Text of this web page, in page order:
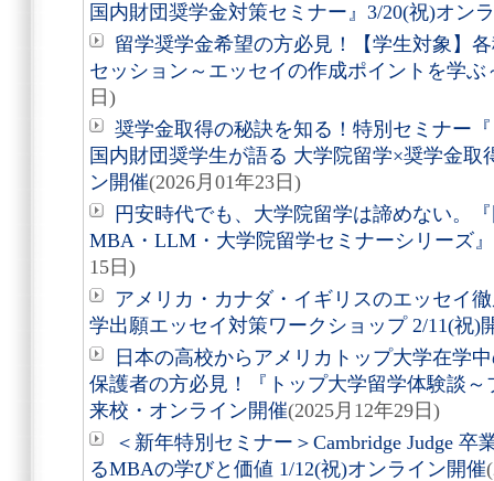
国内財団奨学金対策セミナー』3/20(祝)オン
留学奨学金希望の方必見！【学生対象】
セッション～エッセイの作成ポイントを学ぶ
日)
奨学金取得の秘訣を知る！特別セミナー
国内財団奨学生が語る 大学院留学×奨学金取
ン開催(2026月01年23日)
円安時代でも、大学院留学は諦めない。
MBA・LLM・大学院留学セミナーシリーズ
15日)
アメリカ・カナダ・イギリスのエッセイ
学出願エッセイ対策ワークショップ 2/11(祝)
日本の高校からアメリカトップ大学在学
保護者の方必見！『トップ大学留学体験談
来校・オンライン開催(2025月12年29日)
＜新年特別セミナー＞Cambridge Judge
るMBAの学びと価値 1/12(祝)オンライン開催